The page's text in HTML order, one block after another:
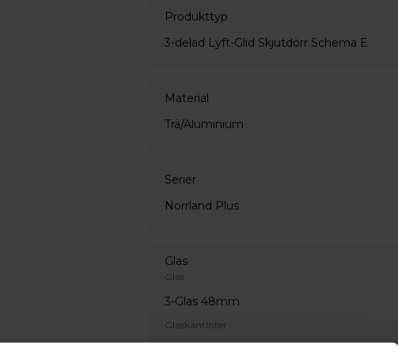
Produkttyp
3-delad Lyft-Glid Skjutdörr Schema E
Material
Trä/Aluminium
Serier
Norrland Plus
Glas
Glas
3-Glas 48mm
Glaskantlister